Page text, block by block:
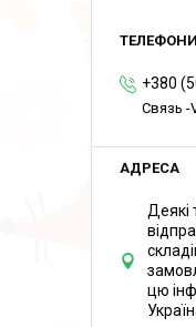
+380
Связь -
Деякі
цю